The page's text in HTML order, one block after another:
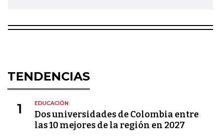
TENDENCIAS
1 EDUCACIÓN
Dos universidades de Colombia entre
las 10 mejores de la región en 2027